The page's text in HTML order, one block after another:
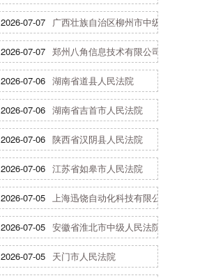
2026-07-07 广西壮族自治区柳州市中级人民法院
2026-07-07 郑州八角信息技术有限公司
2026-07-06 湖南省道县人民法院
2026-07-06 湖南省吉首市人民法院
2026-07-06 陕西省汉阴县人民法院
2026-07-06 江苏省如皋市人民法院
2026-07-05 上海迅饶自动化科技有限公司
2026-07-05 安徽省淮北市中级人民法院
2026-07-05 天门市人民法院